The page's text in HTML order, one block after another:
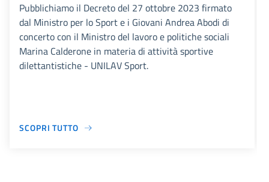
Pubblichiamo il Decreto del 27 ottobre 2023 firmato
dal Ministro per lo Sport e i Giovani Andrea Abodi di
concerto con il Ministro del lavoro e politiche sociali
Marina Calderone in materia di attività sportive
dilettantistiche - UNILAV Sport.
SCOPRI TUTTO